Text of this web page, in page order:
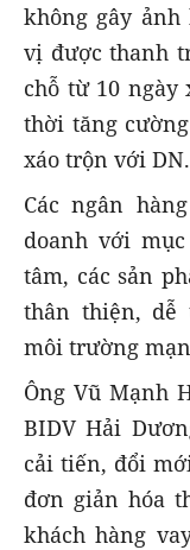
không gây ảnh
vị được thanh
chỗ từ 10 ngày
thời tăng
xáo trộn với DN.
Các ngân
doanh với
tâm, các sản
thân thiện, dễ
môi trường
Ông Vũ Mạnh
BIDV Hải
cải tiến, đổi
đơn giản hóa
khách hàng